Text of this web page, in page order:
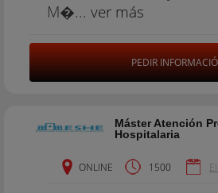
M�... ver más
PEDIR
Máster Atención
Hospitalaria
ONLINE 1500